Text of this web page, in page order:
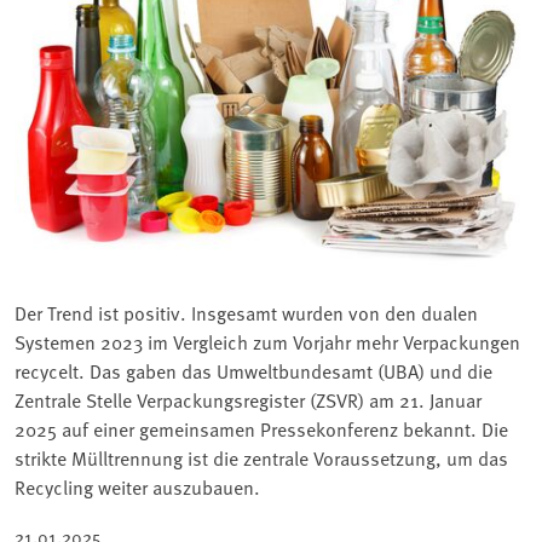
Der Trend ist positiv. Insgesamt wurden von den dualen
Systemen 2023 im Vergleich zum Vorjahr mehr Verpackungen
recycelt. Das gaben das Umweltbundesamt (UBA) und die
Zentrale Stelle Verpackungsregister (ZSVR) am 21. Januar
2025 auf einer gemeinsamen Pressekonferenz bekannt. Die
strikte Mülltrennung ist die zentrale Voraussetzung, um das
Recycling weiter auszubauen.
21.01.2025